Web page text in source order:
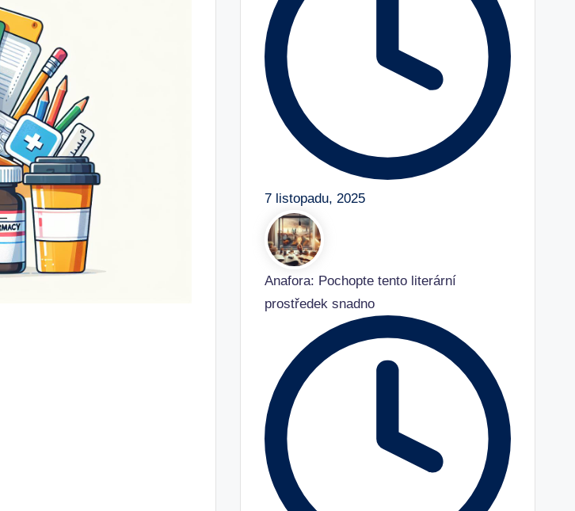
7 listopadu, 2025
Anafora: Pochopte tento literární
prostředek snadno